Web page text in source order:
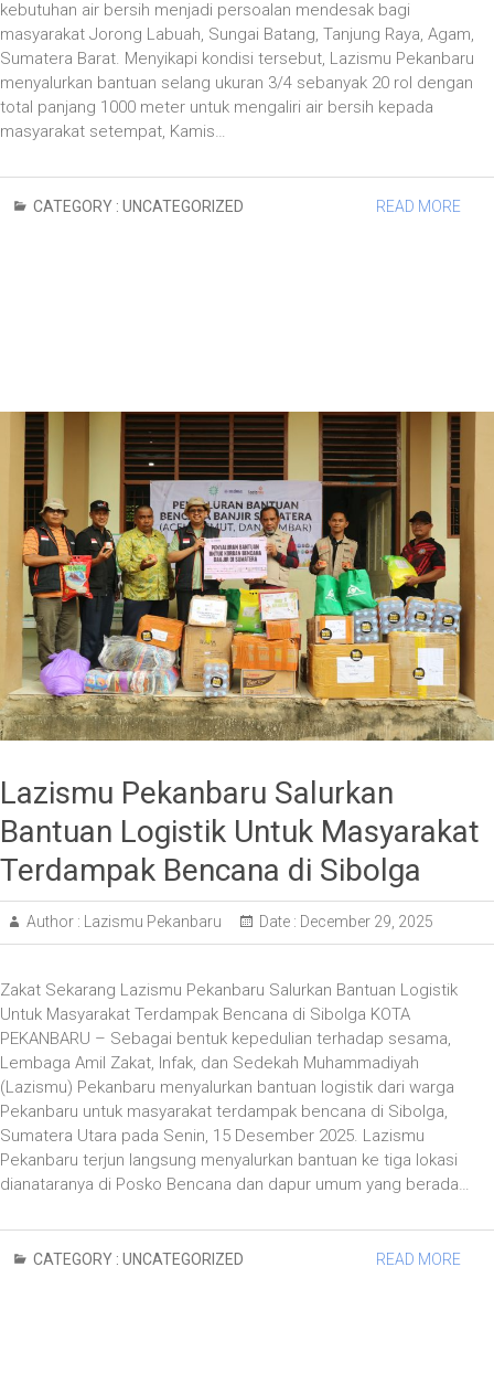
kebutuhan air bersih menjadi persoalan mendesak bagi
masyarakat Jorong Labuah, Sungai Batang, Tanjung Raya, Agam,
Sumatera Barat. Menyikapi kondisi tersebut, Lazismu Pekanbaru
menyalurkan bantuan selang ukuran 3/4 sebanyak 20 rol dengan
total panjang 1000 meter untuk mengaliri air bersih kepada
masyarakat setempat, Kamis…
CATEGORY : UNCATEGORIZED READ MORE
Lazismu Pekanbaru Salurkan
Bantuan Logistik Untuk Masyarakat
Terdampak Bencana di Sibolga
Author : Lazismu Pekanbaru Date : December 29, 2025
Zakat Sekarang Lazismu Pekanbaru Salurkan Bantuan Logistik
Untuk Masyarakat Terdampak Bencana di Sibolga KOTA
PEKANBARU – Sebagai bentuk kepedulian terhadap sesama,
Lembaga Amil Zakat, Infak, dan Sedekah Muhammadiyah
(Lazismu) Pekanbaru menyalurkan bantuan logistik dari warga
Pekanbaru untuk masyarakat terdampak bencana di Sibolga,
Sumatera Utara pada Senin, 15 Desember 2025. Lazismu
Pekanbaru terjun langsung menyalurkan bantuan ke tiga lokasi
dianataranya di Posko Bencana dan dapur umum yang berada…
CATEGORY : UNCATEGORIZED READ MORE